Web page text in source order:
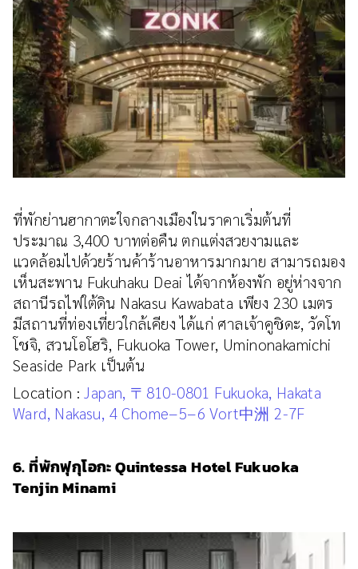
ที่พักย่านฮากาตะใจกลางเมืองในราคาเริ่มต้นที่
ประมาณ 3,400 บาทต่อคืน ตกแต่งสวยงามและ
แวดล้อมไปด้วยร้านค้าร้านอาหารมากมาย สามารถมอง
เห็นสะพาน Fukuhaku Deai ได้จากห้องพัก อยู่ห่างจาก
สถานีรถไฟใต้ดิน Nakasu Kawabata เพียง 230 เมตร
มีสถานที่ท่องเที่ยวใกล้เคียง ได้แก่ ศาลเจ้าคูชิดะ, วัดโท
โชจิ, สวนโอโฮริ, Fukuoka Tower, Uminonakamichi
Seaside Park เป็นต้น
Location : Japan, 〒810-0801 Fukuoka, Hakata
Ward, Nakasu, 4 Chome−5−6 Vort中洲 2-7F
6. ที่พักฟุกุโอกะ Quintessa Hotel Fukuoka
Tenjin Minami